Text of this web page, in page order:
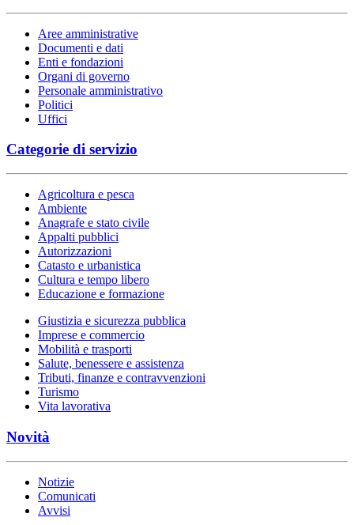
Aree amministrative
Documenti e dati
Enti e fondazioni
Organi di governo
Personale amministrativo
Politici
Uffici
Categorie di servizio
Agricoltura e pesca
Ambiente
Anagrafe e stato civile
Appalti pubblici
Autorizzazioni
Catasto e urbanistica
Cultura e tempo libero
Educazione e formazione
Giustizia e sicurezza pubblica
Imprese e commercio
Mobilità e trasporti
Salute, benessere e assistenza
Tributi, finanze e contravvenzioni
Turismo
Vita lavorativa
Novità
Notizie
Comunicati
Avvisi